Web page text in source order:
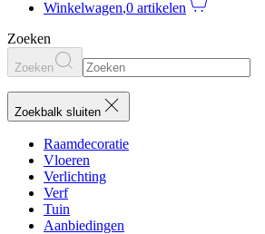
Winkelwagen,0 artikelen
Zoeken
Zoeken
Zoekbalk sluiten
Raamdecoratie
Vloeren
Verlichting
Verf
Tuin
Aanbiedingen